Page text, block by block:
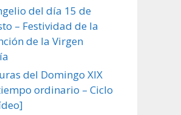
del día 15 de
– Festividad de la
de la Virgen
del Domingo XIX
ordinario – Ciclo